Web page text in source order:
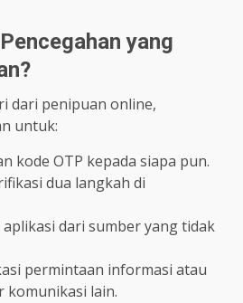
yang
dari penipuan online,
untuk:
kode OTP kepada siapa pun.
dua langkah di
dari sumber yang tidak
permintaan informasi atau
komunikasi lain.